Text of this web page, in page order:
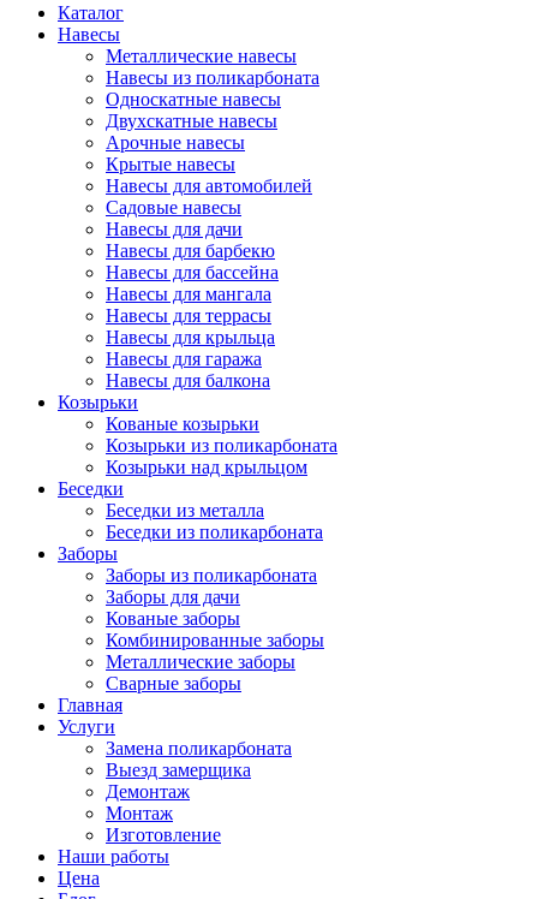
Каталог
Навесы
Металлические навесы
Навесы из поликарбоната
Односкатные навесы
Двухскатные навесы
Арочные навесы
Крытые навесы
Навесы для автомобилей
Садовые навесы
Навесы для дачи
Навесы для барбекю
Навесы для бассейна
Навесы для мангала
Навесы для террасы
Навесы для крыльца
Навесы для гаража
Навесы для балкона
Козырьки
Кованые козырьки
Козырьки из поликарбоната
Козырьки над крыльцом
Беседки
Беседки из металла
Беседки из поликарбоната
Заборы
Заборы из поликарбоната
Заборы для дачи
Кованые заборы
Комбинированные заборы
Металлические заборы
Сварные заборы
Главная
Услуги
Замена поликарбоната
Выезд замерщика
Демонтаж
Монтаж
Изготовление
Наши работы
Цена